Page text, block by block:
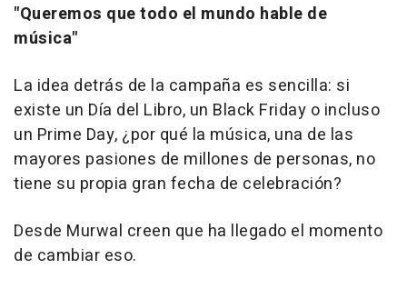
"Queremos que todo el mundo hable de
música"
La idea detrás de la campaña es sencilla: si
existe un Día del Libro, un Black Friday o incluso
un Prime Day, ¿por qué la música, una de las
mayores pasiones de millones de personas, no
tiene su propia gran fecha de celebración?
Desde Murwal creen que ha llegado el momento
de cambiar eso.